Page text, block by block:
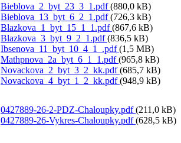
Bieblova_2_byt_23_3_1.pdf(880,0 kB)
Bieblova_13_byt_6_2_1.pdf(726,3 kB)
Blazkova_1_byt_15_1_1.pdf(867,6 kB)
Blazkova_3_byt_9_2_1.pdf(836,5 kB)
Ibsenova_11_byt_10_4_1_.pdf(1,5 MB)
Mathpnova_2a_byt_6_1_1.pdf(965,8 kB)
Novackova_2_byt_3_2_kk.pdf(685,7 kB)
Novackova_4_byt_1_2_kk.pdf(948,9 kB)
0427889-26-2-PDZ-Chaloupky.pdf(211,0 kB)
0427889-26-Vykres-Chaloupky.pdf(628,5 kB)